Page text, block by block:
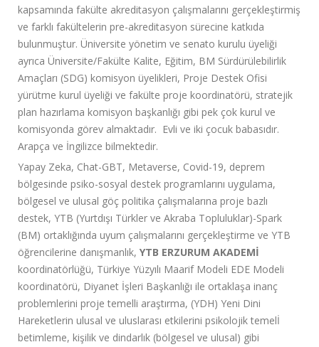
kapsamında fakülte akreditasyon çalışmalarını gerçekleştirmiş
ve farklı fakültelerin pre-akreditasyon sürecine katkıda
bulunmuştur. Üniversite yönetim ve senato kurulu üyeliği
ayrıca Üniversite/Fakülte Kalite, Eğitim, BM Sürdürülebilirlik
Amaçları (SDG) komisyon üyelikleri, Proje Destek Ofisi
yürütme kurul üyeliği ve fakülte proje koordinatörü, stratejik
plan hazırlama komisyon başkanlığı gibi pek çok kurul ve
komisyonda görev almaktadır. Evli ve iki çocuk babasıdır.
Arapça ve İngilizce bilmektedir.
Yapay Zeka, Chat-GBT, Metaverse, Covid-19, deprem
bölgesinde psiko-sosyal destek programlarını uygulama,
bölgesel ve ulusal göç politika çalışmalarına proje bazlı
destek, YTB (Yurtdışı Türkler ve Akraba Topluluklar)-Spark
(BM) ortaklığında uyum çalışmalarını gerçekleştirme ve YTB
öğrencilerine danışmanlık, YTB ERZURUM AKADEMİ
koordinatörlüğü, Türkiye Yüzyılı Maarif Modeli EDE Modeli
koordinatörü, Diyanet İşleri Başkanlığı ile ortaklaşa inanç
problemlerini proje temelli araştırma, (YDH) Yeni Dini
Hareketlerin ulusal ve uluslarası etkilerini psikolojik temelİ
betimleme, kişilik ve dindarlık (bölgesel ve ulusal) gibi